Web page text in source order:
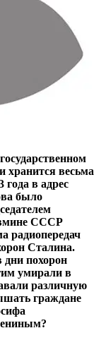
хранится весьма
в адрес
было
СССР
радиопередач
Сталина.
похорон
умирали в
различную
граждане